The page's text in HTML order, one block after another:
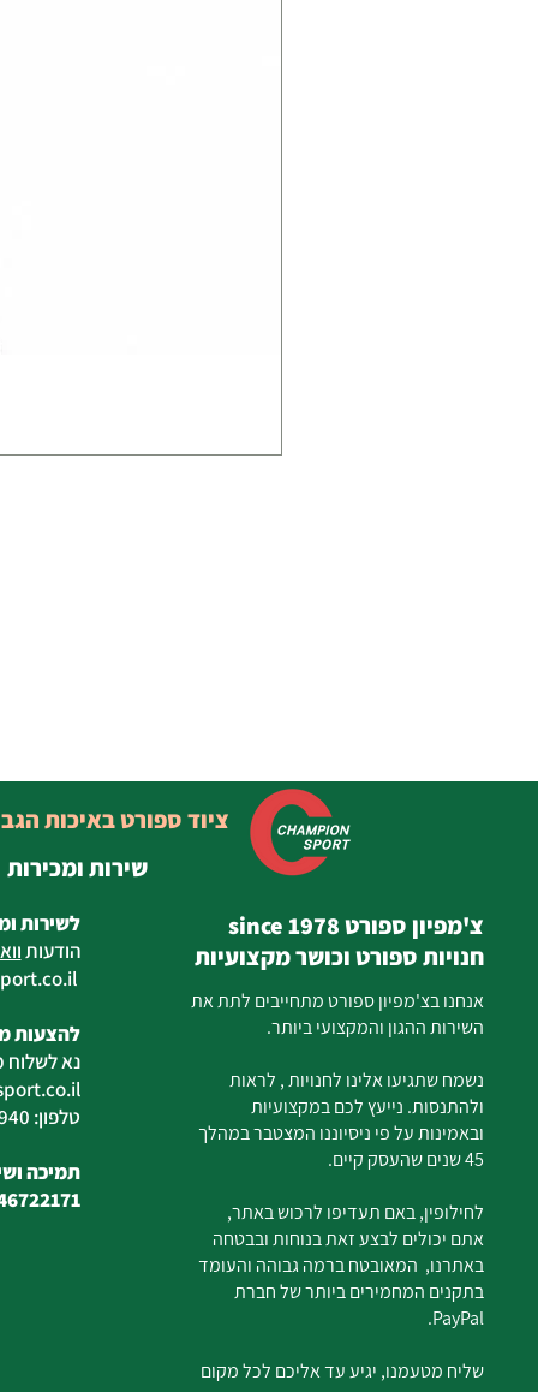
לשירות
הודעות
ilan
להצעות
נא לשלוח
טלפון: 04-6726940
תמיכה
צ'מפיון ספורט since 1978
חנויות ספורט וכושר מקצועיות
אנחנו בצ'מפיון ספורט מתחייבים לתת את
השירות ההגון והמקצועי ביותר.
נשמח שתגיעו אלינו לחנויות , לראות
ולהתנסות. נייעץ לכם במקצועיות
ובאמינות על פי ניסיוננו המצטבר במהלך
45 שנים שהעסק קיים.
לחילופין, באם תעדיפו לרכוש באתר,
אתם יכולים לבצע זאת בנוחות ובבטחה
באתרנו, המאובטח ברמה גבוהה והעומד
בתקנים המחמירים ביותר של חברת
PayPal.
שליח מטעמנו, יגיע עד אליכם לכל מקום
שירות ומכירות
ציוד ספורט באיכות